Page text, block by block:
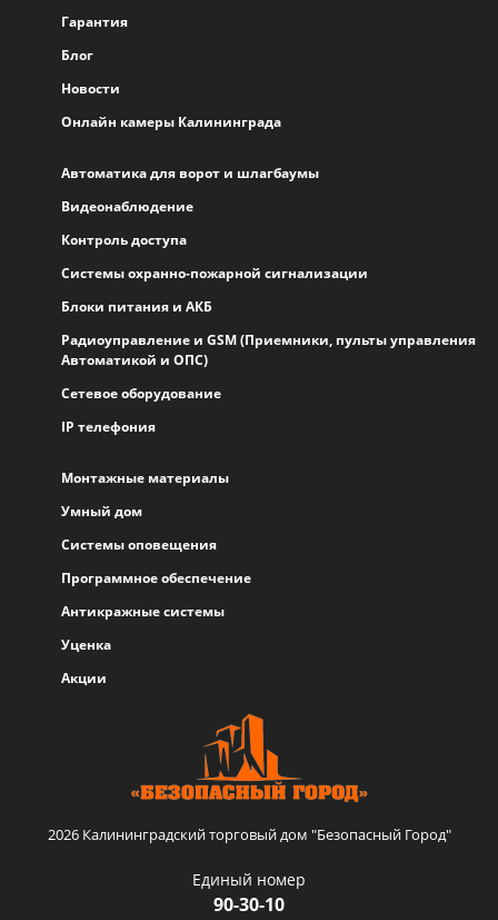
Гарантия
Блог
Новости
Онлайн камеры Калининграда
Автоматика для ворот и шлагбаумы
Видеонаблюдение
Контроль доступа
Системы охранно-пожарной сигнализации
Блоки питания и АКБ
Радиоуправление и GSM (Приемники, пульты управления
Автоматикой и ОПС)
Сетевое оборудование
IP телефония
Монтажные материалы
Умный дом
Системы оповещения
Программное обеспечение
Антикражные системы
Уценка
Акции
2026 Калининградский торговый дом "Безопасный Город"
Единый номер
90-30-10